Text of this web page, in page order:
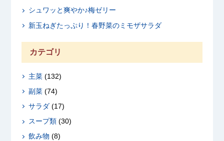
シュワッと爽やか♪梅ゼリー
新玉ねぎたっぷり！春野菜のミモザサラダ
カテゴリ
主菜(132)
副菜(74)
サラダ(17)
スープ類(30)
飲み物 (8)